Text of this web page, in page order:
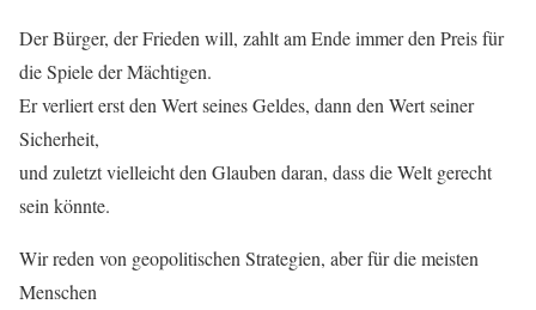
Der Bürger, der Frieden will, zahlt am Ende immer den Preis für
die Spiele der Mächtigen.
Er verliert erst den Wert seines Geldes, dann den Wert seiner
Sicherheit,
und zuletzt vielleicht den Glauben daran, dass die Welt gerecht
sein könnte.
Wir reden von geopolitischen Strategien, aber für die meisten
Menschen